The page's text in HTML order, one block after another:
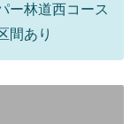
ー林道西コース
間あり